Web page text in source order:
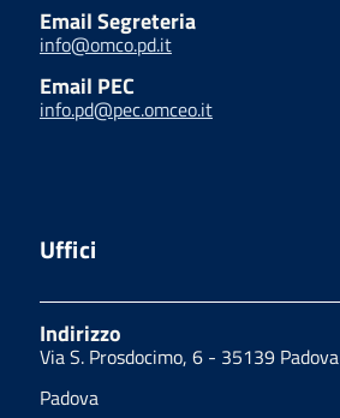
Email Segreteria
info@omco.pd.it
Email PEC
info.pd@pec.omceo.it
Uffici
Indirizzo
Via S. Prosdocimo, 6 - 35139 Padova
Padova